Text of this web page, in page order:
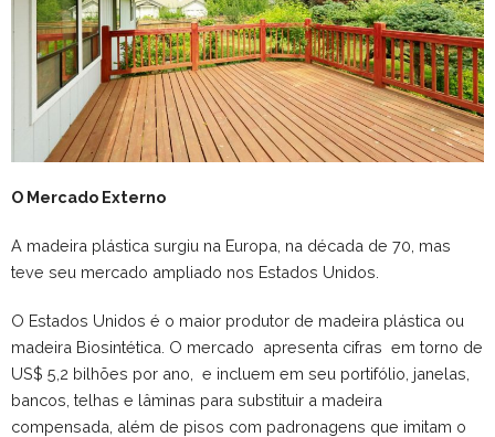
O Mercado Externo
A madeira plástica surgiu na Europa, na década de 70, mas
teve seu mercado ampliado nos Estados Unidos.
O Estados Unidos é o maior produtor de madeira plástica ou
madeira Biosintética. O mercado apresenta cifras em torno de
US$ 5,2 bilhões por ano, e incluem em seu portifólio, janelas,
bancos, telhas e lâminas para substituir a madeira
compensada, além de pisos com padronagens que imitam o